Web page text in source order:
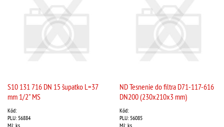
S10 131 716 DN 15 šupatko L=37
mm 1/2" MS
Kód:
PLU: 56884
MJ: ks
ND Tesnenie do filtra D71-117-616
DN200 (230x210x3 mm)
Kód:
PLU: 56085
MJ: ks